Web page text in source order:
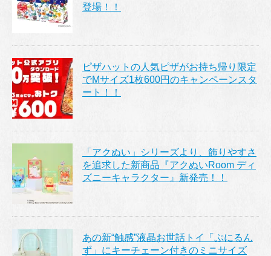
登場！！
ピザハットの人気ピザがお持ち帰り限定
でMサイズ1枚600円のキャンペーンスタ
ート！！
「アクぬい」シリーズより、飾りやすさ
を追求した新商品『アクぬいRoom ディ
ズニーキャラクター』新発売！！
あの新“触感”液晶お世話トイ「ぷにるん
ず」にキーチェーン付きのミニサイズ